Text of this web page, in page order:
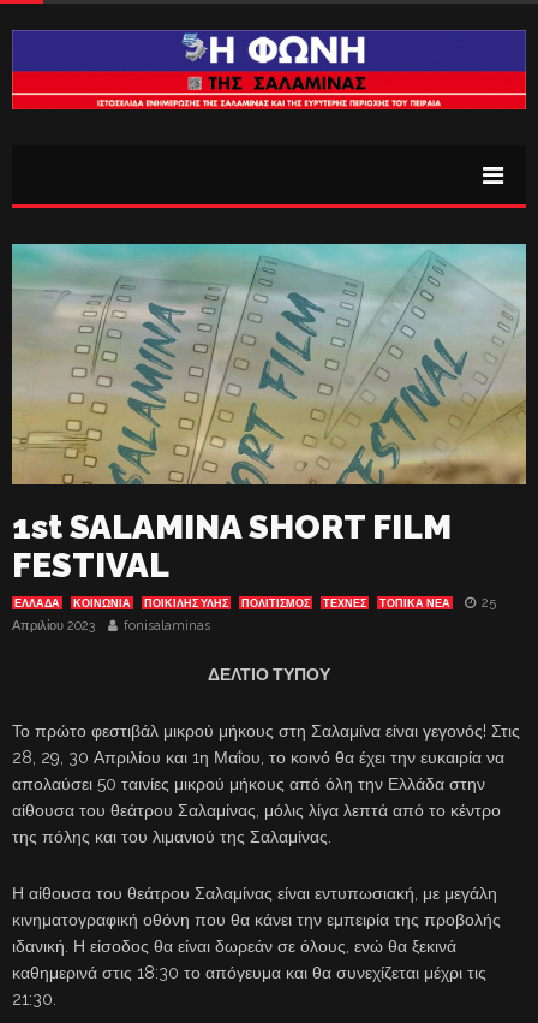
1st SALAMINA SHORT FILM
FESTIVAL
ΕΛΛΑΔΑ ΚΟΙΝΩΝΙΑ ΠΟΙΚΙΛΗΣ ΥΛΗΣ ΠΟΛΙΤΙΣΜΟΣ ΤΈΧΝΕΣ ΤΟΠΙΚΑ ΝΕΑ
25
Απριλίου 2023
fonisalaminas
ΔΕΛΤΙΟ ΤΥΠΟΥ
Το πρώτο φεστιβάλ μικρού μήκους στη Σαλαμίνα είναι γεγονός! Στις
28, 29, 30 Απριλίου και 1η Μαΐου, το κοινό θα έχει την ευκαιρία να
απολαύσει 50 ταινίες μικρού μήκους από όλη την Ελλάδα στην
αίθουσα του θεάτρου Σαλαμίνας, μόλις λίγα λεπτά από το κέντρο
της πόλης και του λιμανιού της Σαλαμίνας.
Η αίθουσα του θεάτρου Σαλαμίνας είναι εντυπωσιακή, με μεγάλη
κινηματογραφική οθόνη που θα κάνει την εμπειρία της προβολής
ιδανική. Η είσοδος θα είναι δωρεάν σε όλους, ενώ θα ξεκινά
καθημερινά στις 18:30 το απόγευμα και θα συνεχίζεται μέχρι τις
21:30.